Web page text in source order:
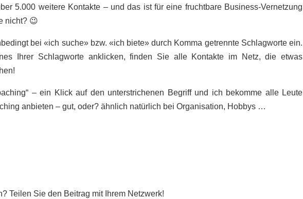
5.000 weitere Kontakte – und das ist für eine fruchtbare Business-Vernetzung
nicht? 😉
bei «ich suche» bzw. «ich biete» durch Komma getrennte Schlagworte ein.
Ihrer Schlagworte anklicken, finden Sie alle Kontakte im Netz, die etwas
– ein Klick auf den unterstrichenen Begriff und ich bekomme alle Leute
anbieten – gut, oder? ähnlich natürlich bei Organisation, Hobbys …
Teilen Sie den Beitrag mit Ihrem Netzwerk!